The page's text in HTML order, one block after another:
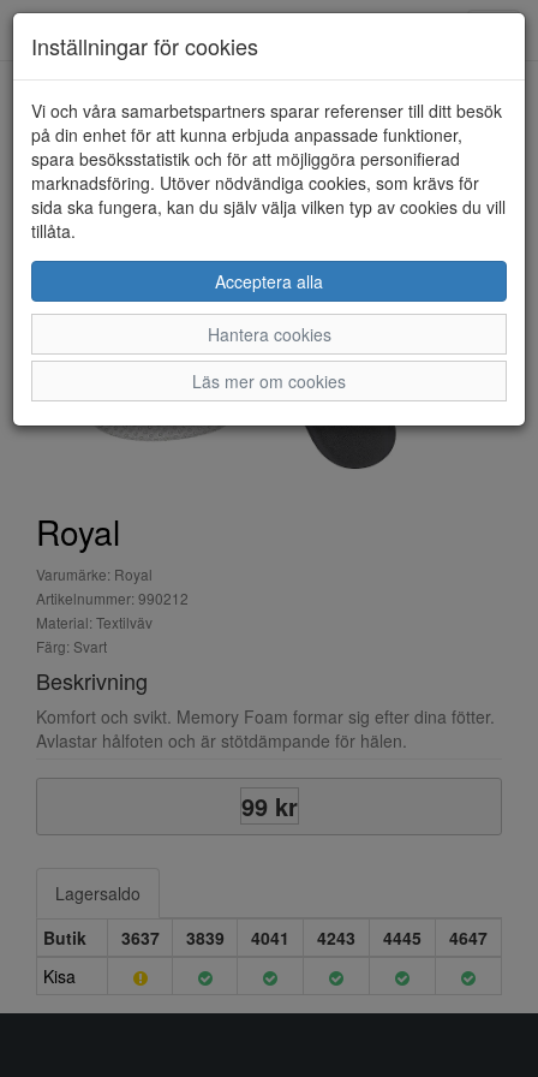
HEM ROYAL
Royal
Varumärke: Royal
Artikelnummer: 990212
Material: Textilväv
Färg: Svart
Beskrivning
Komfort och svikt. Memory Foam formar sig efter dina fötter.
Avlastar hålfoten och är stötdämpande för hälen.
99 kr
Lagersaldo
Butik
3637 3839 4041 4243 4445
4647
Kisa
Inställningar för cookies
Vi och våra samarbetspartners sparar referenser till ditt besök
på din enhet för att kunna erbjuda anpassade funktioner,
spara besöksstatistik och för att möjliggöra personifierad
marknadsföring. Utöver nödvändiga cookies, som krävs för
sida ska fungera, kan du själv välja vilken typ av cookies du vill
tillåta.
Acceptera alla
Hantera cookies
Läs mer om cookies